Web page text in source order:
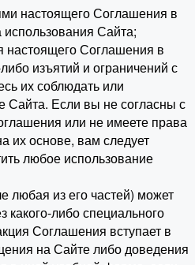
настоящего Соглашения в
Сайта;
настоящего Соглашения в
изъятий и ограничений с
их соблюдать или
Сайта. Если вы не согласны с
или не имеете права
их основе, вам следует
любое использование
любая из его частей) может
либо специального
Соглашения вступает в
на Сайте либо доведения